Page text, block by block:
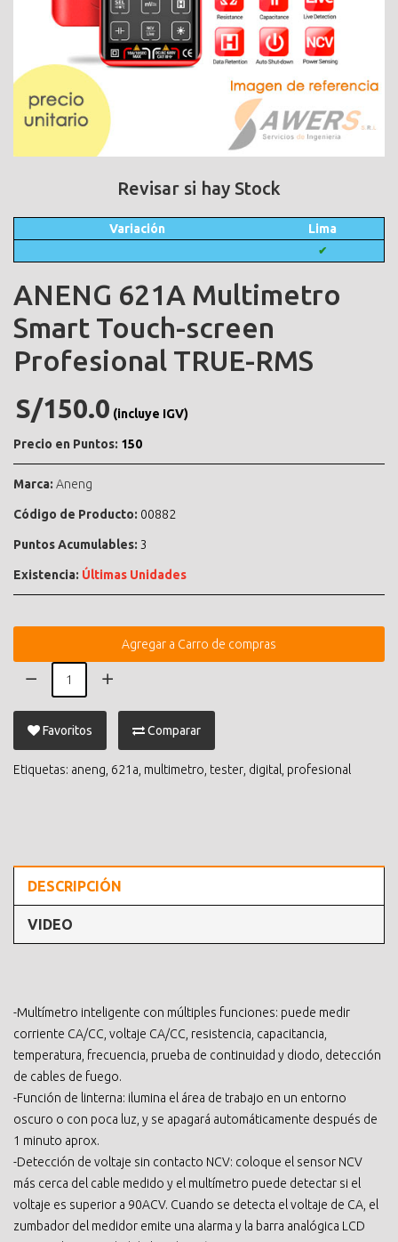
Revisar si hay Stock
Variación Lima
✔
ANENG 621A Multimetro
Smart Touch-screen
Profesional TRUE-RMS
S/150.0 (incluye IGV)
Precio en Puntos: 150
Marca: Aneng
Código de Producto: 00882
Puntos Acumulables: 3
Existencia: Últimas Unidades
Agregar a Carro de compras
Favoritos Comparar
Etiquetas: aneng 621a multimetro tester digital profesional
DESCRIPCIÓN
VIDEO
-Multímetro inteligente con múltiples funciones: puede medir
corriente CA/CC, voltaje CA/CC, resistencia, capacitancia,
temperatura, frecuencia, prueba de continuidad y diodo, detección
de cables de fuego.
-Función de linterna: ilumina el área de trabajo en un entorno
oscuro o con poca luz, y se apagará automáticamente después de
1 minuto aprox.
-Detección de voltaje sin contacto NCV: coloque el sensor NCV
más cerca del cable medido y el multímetro puede detectar si el
voltaje es superior a 90ACV. Cuando se detecta el voltaje de CA, el
zumbador del medidor emite una alarma y la barra analógica LCD